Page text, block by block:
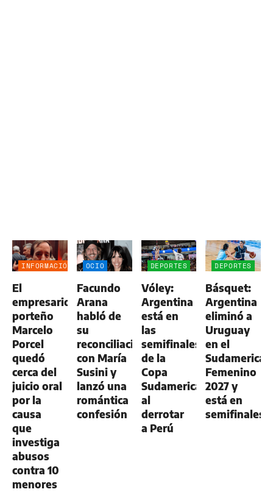
INFORMACIÓN
El
empresario
porteño
Marcelo
Porcel
quedó
cerca del
juicio oral
por la
causa
que
investiga
abusos
contra 10
menores
OCIO
Facundo
Arana
habló de
su
reconciliación
con María
Susini y
lanzó una
romántica
confesión
DEPORTES
Vóley:
Argentina
está en
las
semifinales
de la
Copa
Sudamericana
al
derrotar
a Perú
DEPORTES
Básquet:
Argentina
eliminó a
Uruguay
en el
Femenino
2027 y
está en
semifinales